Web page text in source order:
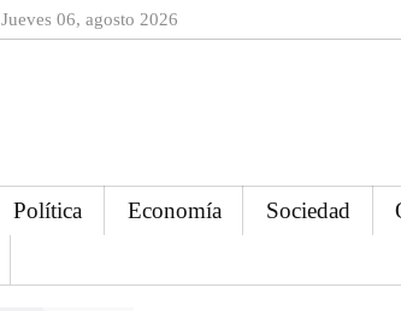
Jueves 06, agosto 2026
Política Economía Sociedad